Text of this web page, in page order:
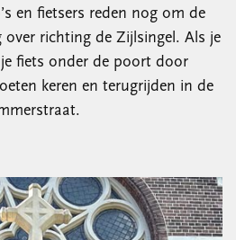
en fietsers reden nog om de
richting de Zijlsingel. Als je
fiets onder de poort door
keren en terugrijden in de